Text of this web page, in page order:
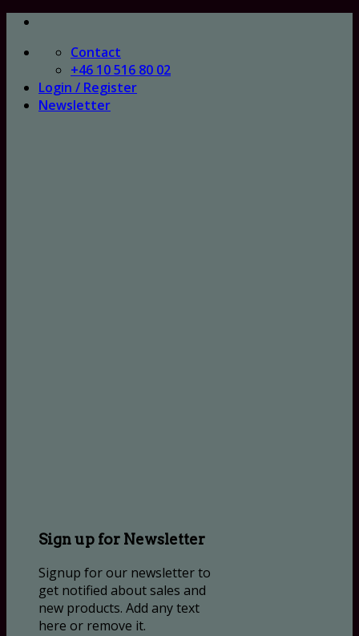
Skip
content
Contact
+46 10 516 80 02
Login / Register
Newsletter
Sign up for Newsletter
Signup for our newsletter to
get notified about sales and
new products. Add any text
here or remove it.